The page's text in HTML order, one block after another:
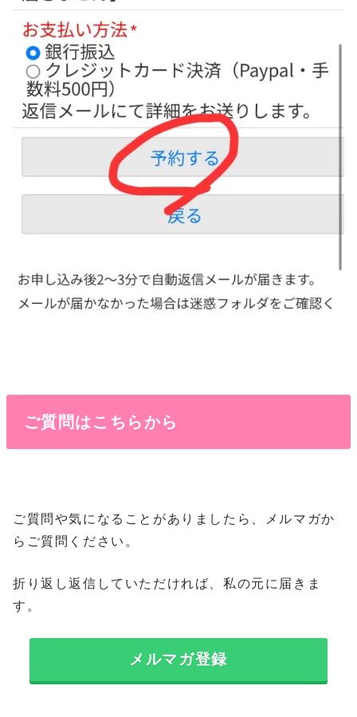
ご質問はこちらから
ご質問や気になることがありましたら、メルマガか
らご質問ください。
折り返し返信していただければ、私の元に届きま
す。
メルマガ登録